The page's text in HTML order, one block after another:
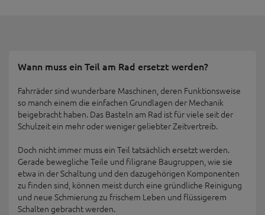
Wann muss ein Teil am Rad ersetzt werden?
Fahrräder sind wunderbare Maschinen, deren Funktionsweise
so manch einem die einfachen Grundlagen der Mechanik
beigebracht haben. Das Basteln am Rad ist für viele seit der
Schulzeit ein mehr oder weniger geliebter Zeitvertreib.
Doch nicht immer muss ein Teil tatsächlich ersetzt werden.
Gerade bewegliche Teile und filigrane Baugruppen, wie sie
etwa in der Schaltung und den dazugehörigen Komponenten
zu finden sind, können meist durch eine gründliche Reinigung
und neue Schmierung zu frischem Leben und flüssigerem
Schalten gebracht werden.